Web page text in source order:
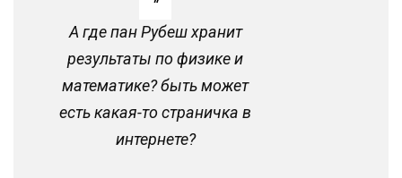
А где пан Рубеш хранит
результаты по физике и
математике? быть может
есть какая-то страничка в
интернете?